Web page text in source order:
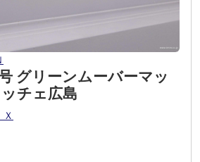
グリーンムーバーマッ
チェ広島